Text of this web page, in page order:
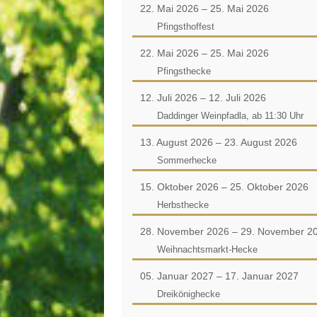
22. Mai 2026 – 25. Mai 2026
Pfingsthoffest
22. Mai 2026 – 25. Mai 2026
Pfingsthecke
12. Juli 2026 – 12. Juli 2026
Daddinger Weinpfadla, ab 11:30 Uhr
13. August 2026 – 23. August 2026
Sommerhecke
15. Oktober 2026 – 25. Oktober 2026
Herbsthecke
28. November 2026 – 29. November
Weihnachtsmarkt-Hecke
05. Januar 2027 – 17. Januar 2027
Dreikönighecke